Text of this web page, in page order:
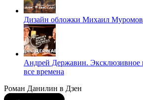
Дизайн обложки Михаил Муромов
Андрей Державин. Эксклюзивное
все времена
Роман Данилин в Дзен